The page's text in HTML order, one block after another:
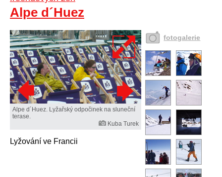
Alpe d´Huez
Alpe d´Huez. Lyžařský odpočinek na sluneční
terase.
Kuba Turek
Lyžování ve Francii
fotogalerie